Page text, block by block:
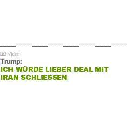
Trump:
ICH WÜRDE LIEBER DEAL MIT
IRAN SCHLIESSEN